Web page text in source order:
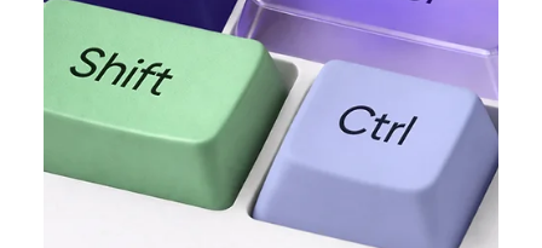
Катерина Шевченко
Читати 1 хв
Керівник ШІ-лабораторії Amazon
йде у відставку, щоби створити